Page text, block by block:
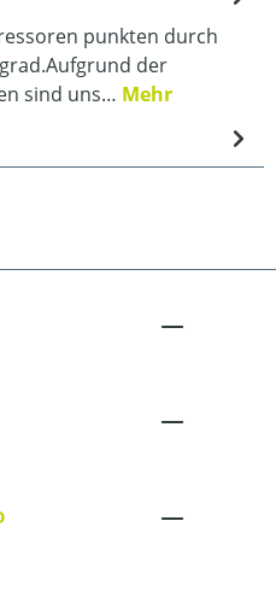
punkten durch
der
sind uns… Mehr